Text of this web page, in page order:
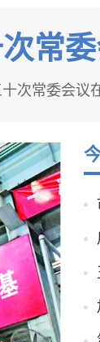
常
次常委会